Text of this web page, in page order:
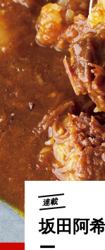
連載
坂田阿